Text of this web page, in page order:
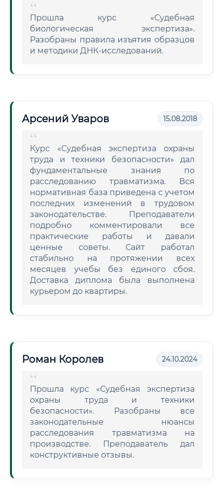
Прошла курс «Судебная
биологическая экспертиза».
Разобраны правила изъятия образцов
и методики ДНК-исследований.
Арсений Уваров 15.08.2018
Курс «Судебная экспертиза охраны
труда и техники безопасности» дал
фундаментальные знания по
расследованию травматизма. Вся
нормативная база приведена с учетом
последних изменений в трудовом
законодательстве. Преподаватели
подробно комментировали все
практические работы и давали
ценные советы. Сайт работал
стабильно на протяжении всех
месяцев учебы без единого сбоя.
Доставка диплома была выполнена
курьером до квартиры.
Роман Королев 24.10.2024
Прошла курс «Судебная экспертиза
охраны труда и техники
безопасности». Разобраны все
законодательные нюансы
расследования травматизма на
производстве. Преподаватель дал
конструктивные отзывы.